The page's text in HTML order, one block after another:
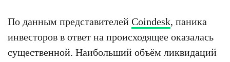
По данным представителей Coindesk, паника
инвесторов в ответ на происходящее оказалась
существенной. Наибольший объём ликвидаций